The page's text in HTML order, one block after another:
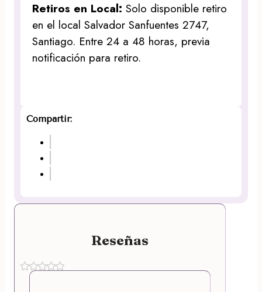
Retiros en Local:Solo disponible retiro
en el local Salvador Sanfuentes 2747,
Santiago. Entre 24 a 48 horas, previa
notificación para retiro.
Compartir:
Reseñas